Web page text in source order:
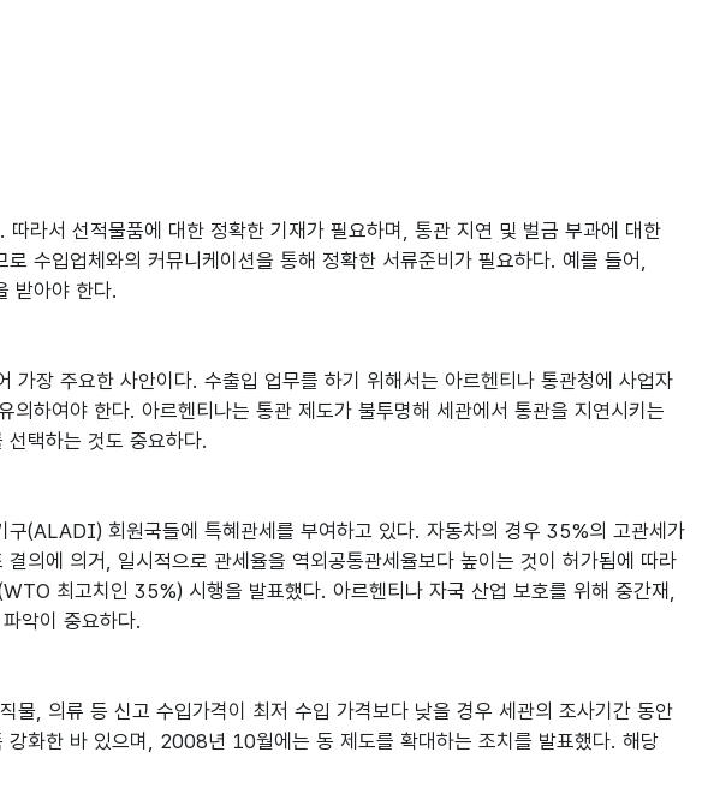
라서 선적물품에 대한 정확한 기재가 필요하며, 통관 지연 및 벌금 부과에 대한
수입업체와의 커뮤니케이션을 통해 정확한 서류준비가 필요하다. 예를 들어,
받아야 한다.
장 주요한 사안이다. 수출입 업무를 하기 위해서는 아르헨티나 통관청에 사업자
하여야 한다. 아르헨티나는 통관 제도가 불투명해 세관에서 통관을 지연시키는
택하는 것도 중요하다.
(ALADI) 회원국들에 특혜관세를 부여하고 있다. 자동차의 경우 35%의 고관세가
에 의거, 일시적으로 관세율을 역외공통관세율보다 높이는 것이 허가됨에 따라
최고치인 35%) 시행을 발표했다. 아르헨티나 자국 산업 보호를 위해 중간재,
악이 중요하다.
, 의류 등 신고 수입가격이 최저 수입 가격보다 낮을 경우 세관의 조사기간 동안
화한 바 있으며, 2008년 10월에는 동 제도를 확대하는 조치를 발표했다. 해당